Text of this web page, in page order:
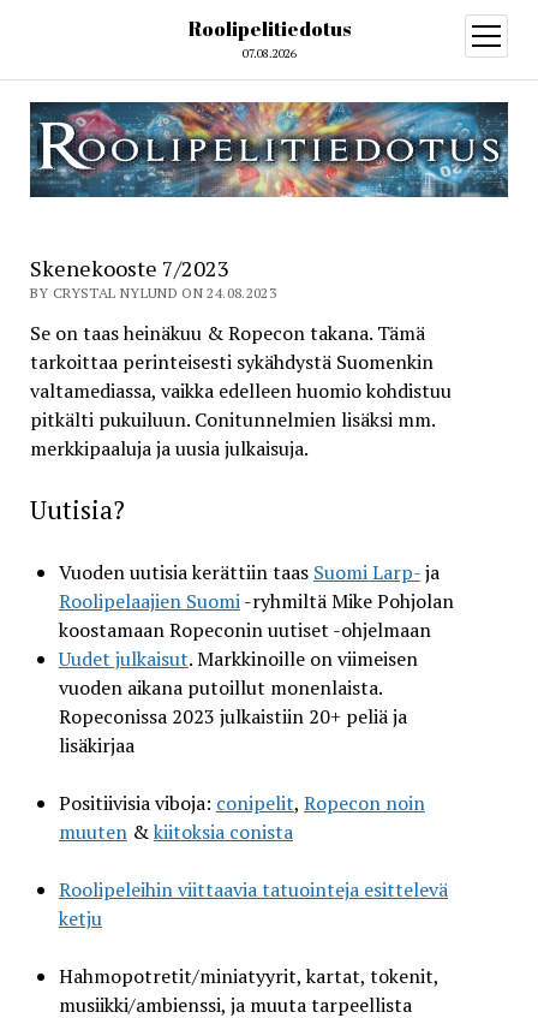
Roolipelitiedotus
07.08.2026
open
menu
Skenekooste 7/2023
BY CRYSTAL NYLUND ON 24.08.2023
Se on taas heinäkuu & Ropecon takana. Tämä
tarkoittaa perinteisesti sykähdystä Suomenkin
valtamediassa, vaikka edelleen huomio kohdistuu
pitkälti pukuiluun. Conitunnelmien lisäksi mm.
merkkipaaluja ja uusia julkaisuja.
Uutisia?
Vuoden uutisia kerättiin taas Suomi Larp-ja
Roolipelaajien Suomi-ryhmiltä Mike Pohjolan
koostamaan Ropeconin uutiset -ohjelmaan
Uudet julkaisut. Markkinoille on viimeisen
vuoden aikana putoillut monenlaista.
Ropeconissa 2023 julkaistiin 20+ peliä ja
lisäkirjaa
Positiivisia viboja: conipelit, Ropecon noin
muuten&kiitoksia conista
Roolipeleihin viittaavia tatuointeja esittelevä
ketju
Hahmopotretit/miniatyyrit, kartat, tokenit,
musiikki/ambienssi, ja muuta tarpeellista